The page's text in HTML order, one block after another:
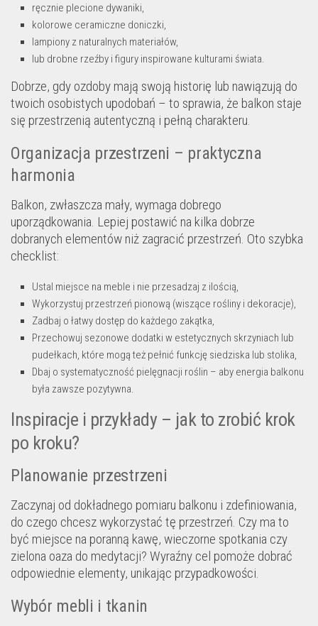
ręcznie plecione dywaniki,
kolorowe ceramiczne doniczki,
lampiony z naturalnych materiałów,
lub drobne rzeźby i figury inspirowane kulturami świata.
Dobrze, gdy ozdoby mają swoją historię lub nawiązują do
twoich osobistych upodobań – to sprawia, że balkon staje
się przestrzenią autentyczną i pełną charakteru.
Organizacja przestrzeni – praktyczna
harmonia
Balkon, zwłaszcza mały, wymaga dobrego
uporządkowania. Lepiej postawić na kilka dobrze
dobranych elementów niż zagracić przestrzeń. Oto szybka
checklist:
Ustal miejsce na meble i nie przesadzaj z ilością,
Wykorzystuj przestrzeń pionową (wiszące rośliny i dekoracje),
Zadbaj o łatwy dostęp do każdego zakątka,
Przechowuj sezonowe dodatki w estetycznych skrzyniach lub
pudełkach, które mogą też pełnić funkcję siedziska lub stolika,
Dbaj o systematyczność pielęgnacji roślin – aby energia balkonu
była zawsze pozytywna.
Inspiracje i przykłady – jak to zrobić krok
po kroku?
Planowanie przestrzeni
Zaczynaj od dokładnego pomiaru balkonu i zdefiniowania,
do czego chcesz wykorzystać tę przestrzeń. Czy ma to
być miejsce na poranną kawę, wieczorne spotkania czy
zielona oaza do medytacji? Wyraźny cel pomoże dobrać
odpowiednie elementy, unikając przypadkowości.
Wybór mebli i tkanin